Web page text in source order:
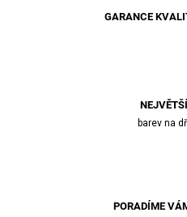
GARANCE
barev na
PORADÍME